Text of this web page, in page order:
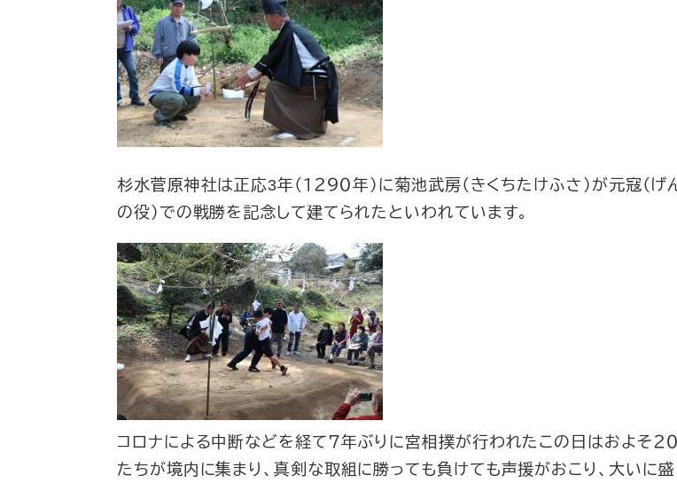
杉水菅原神社は正応3年（１２９０年）に菊池武房（きくちたけふさ）が元寇（げ
の役）での戦勝を記念して建てられたといわれています。
コロナによる中断などを経て７年ぶりに宮相撲が行われたこの日はおよそ２
たちが境内に集まり、真剣な取組に勝っても負けても声援がおこり、大いに盛